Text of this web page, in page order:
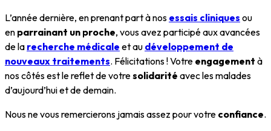
L’année dernière, en prenant part à nos essais cliniques ou
en parrainant un proche, vous avez participé aux avancées
de la recherche médicale et au développement de
nouveaux traitements. Félicitations ! Votre engagement à
nos côtés est le reflet de votresolidarité avec les malades
d’aujourd’hui et de demain.
Nous ne vous remercierons jamais assez pour votre confiance.